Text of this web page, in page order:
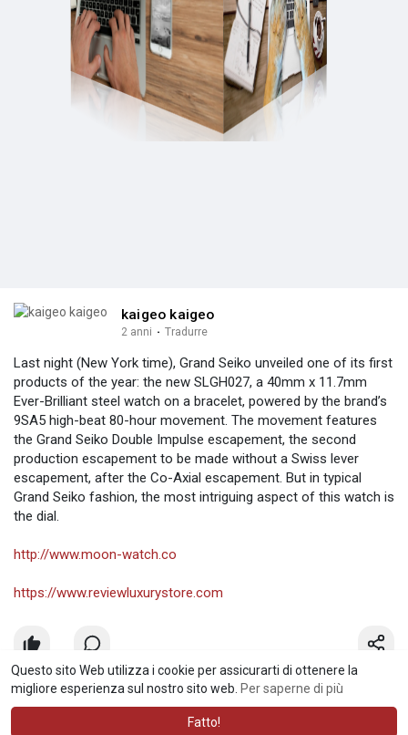
Questo sito Web utilizza i cookie per assicurarti di ottenere la
migliore esperienza sul nostro sito web. Per saperne di più
Fatto!
kaigeo kaigeo
2 anni · Tradurre
Last night (New York time), Grand Seiko unveiled one of its first
products of the year: the new SLGH027, a 40mm x 11.7mm
Ever-Brilliant steel watch on a bracelet, powered by the brand’s
9SA5 high-beat 80-hour movement. The movement features
the Grand Seiko Double Impulse escapement, the second
production escapement to be made without a Swiss lever
escapement, after the Co-Axial escapement. But in typical
Grand Seiko fashion, the most intriguing aspect of this watch is
the dial.
http://www.moon-watch.co
https://www.reviewluxurystore.com